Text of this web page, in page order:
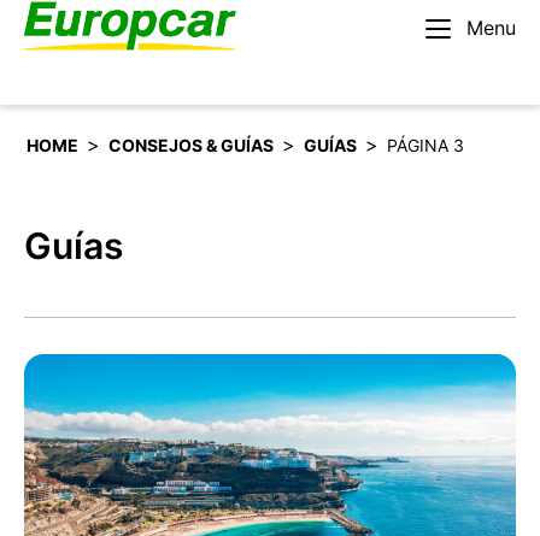
Menu
Español
HOME > CONSEJOS & GUÍAS > GUÍAS > PÁGINA 3
Guías